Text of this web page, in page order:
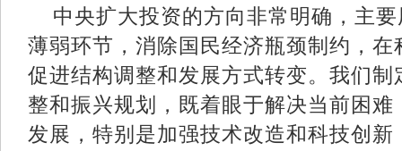
中央扩大投资的方向非常明确，主
薄弱环节，消除国民经济瓶颈制约，
促进结构调整和发展方式转变。我们
整和振兴规划，既着眼于解决当前困
发展，特别是加强技术改造和科技创